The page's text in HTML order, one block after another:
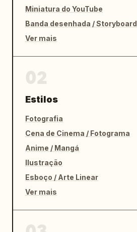
Miniatura do YouTube
Banda desenhada / Storyboard
Ver mais
Estilos
Fotografia
Cena de Cinema / Fotograma
Anime / Mangá
Ilustração
Esboço / Arte Linear
Ver mais